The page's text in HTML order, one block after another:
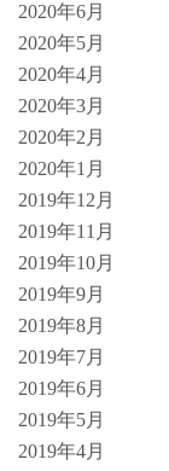
2020年6月
2020年5月
2020年4月
2020年3月
2020年2月
2020年1月
2019年12月
2019年11月
2019年10月
2019年9月
2019年8月
2019年7月
2019年6月
2019年5月
2019年4月